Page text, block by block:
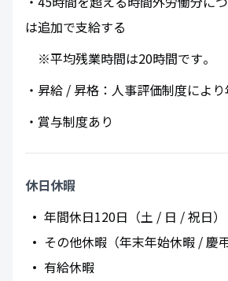
は追加で支給する
※平均残業時間は20時間です​。
・昇給 / 昇格：人事評価制度によ
・賞与制度あり
休日休暇
年間休日120日（土 / 日 / 祝日）
その他休暇（年末年始休暇 / 慶
有給休暇